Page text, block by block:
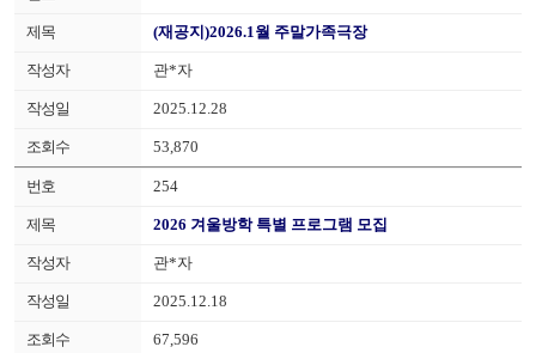
(재공지)2026.1월 주말가족극장
관*자
2025.12.28
53,870
254
2026 겨울방학 특별 프로그램 모집
관*자
2025.12.18
67,596